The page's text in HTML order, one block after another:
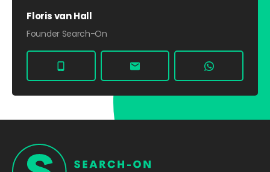
Floris van Hall
Founder Search-On